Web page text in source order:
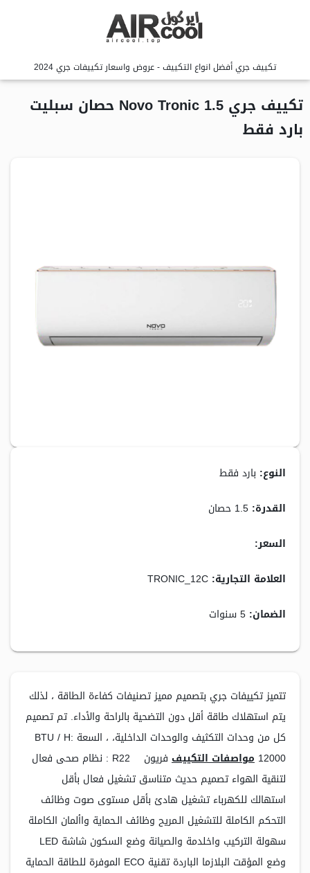
تكييف جري أفضل انواع التكييف - عروض واسعار تكييفات جري 2024
تكييف جري Novo Tronic 1.5 حصان سبليت
بارد فقط
النوع: بارد فقط
القدرة: 1.5 حصان
السعر:
العلامة التجارية: TRONIC_12C
الضمان: 5 سنوات
تتميز تكييفات جري بتصميم مميز تصنيفات كفاءة الطاقة ، لذلك
يتم استهلاك طاقة أقل دون التضحية بالراحة والأداء. تم تصميم
كل من وحدات التكثيف والوحدات الداخلية، ، السعة BTU / H:
12000 مواصفات التكييف
فريون R22 : نظام صحى فعال
لتنقية الهواء تصميم حديث متناسق تشغيل فعال بأقل
استهالك للكهرباء تشغيل هادئ بأقل مستوى صوت وظائف
التحكم الكاملة للتشغيل الـمريح وظائف الـحماية واألمان الكاملة
سهولة التركيب واخلدمة والصيانة وضع السكون شاشة LED
وضع المؤقت البلازما الباردة تقنية ECO الموفرة للطاقة الحماية